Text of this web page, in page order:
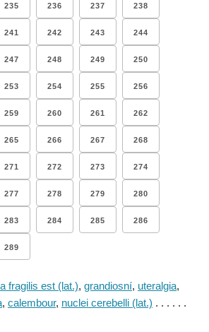
235 236 237 238
241 242 243 244
247 248 249 250
253 254 255 256
259 260 261 262
265 266 267 268
271 272 273 274
277 278 279 280
283 284 285 286
289
fragilis est (lat.), grandiosní, uteralgia,
, calembour, nuclei cerebelli (lat.) . . . . . .